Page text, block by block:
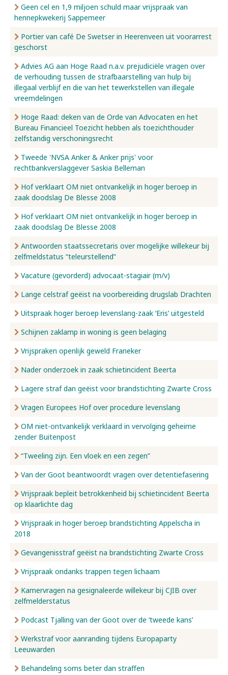
Geen cel en 1,9 miljoen schuld maar vrijspraak van
hennepkwekerij Sappemeer
Portier van café De Swetser in Heerenveen uit voorarrest
geschorst
Advies AG aan Hoge Raad n.a.v. prejudiciële vragen over
de verhouding tussen de strafbaarstelling van hulp bij
illegaal verblijf en die van het tewerkstellen van illegale
vreemdelingen
Hoge Raad: deken van de Orde van Advocaten en het
Bureau Financieel Toezicht hebben als toezichthouder
zelfstandig verschoningsrecht
Tweede 'NVSA Anker & Anker prijs' voor
rechtbankverslaggever Saskia Belleman
Hof verklaart OM niet ontvankelijk in hoger beroep in
zaak doodslag De Blesse 2008
Hof verklaart OM niet ontvankelijk in hoger beroep in
zaak doodslag De Blesse 2008
Antwoorden staatssecretaris over mogelijke willekeur bij
zelfmeldstatus “teleurstellend”
Vacature (gevorderd) advocaat-stagiair (m/v)
Lange celstraf geëist na voorbereiding drugslab Drachten
Uitspraak hoger beroep levenslang-zaak ‘Eris’ uitgesteld
Schijnen zaklamp in woning is geen belaging
Vrijspraken openlijk geweld Franeker
Nader onderzoek in zaak schietincident Beerta
Lagere straf dan geëist voor brandstichting Zwarte Cross
Vragen Europees Hof over procedure levenslang
OM niet-ontvankelijk verklaard in vervolging geheime
zender Buitenpost
“Tweeling zijn. Een vloek en een zegen”
Van der Goot beantwoordt vragen over detentiefasering
Vrijspraak bepleit betrokkenheid bij schietincident Beerta
op klaarlichte dag
Vrijspraak in hoger beroep brandstichting Appelscha in
2018
Gevangenisstraf geëist na brandstichting Zwarte Cross
Vrijspraak ondanks trappen tegen lichaam
Kamervragen na gesignaleerde willekeur bij CJIB over
zelfmelderstatus
Podcast Tjalling van der Goot over de ‘tweede kans’
Werkstraf voor aanranding tijdens Europaparty
Leeuwarden
Behandeling soms beter dan straffen